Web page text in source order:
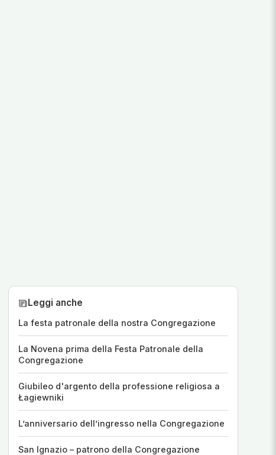
Leggi anche
La festa patronale della nostra Congregazione
La Novena prima della Festa Patronale della
Congregazione
Giubileo d'argento della professione religiosa a
Łagiewniki
L’anniversario dell’ingresso nella Congregazione
San Ignazio – patrono della Congregazione